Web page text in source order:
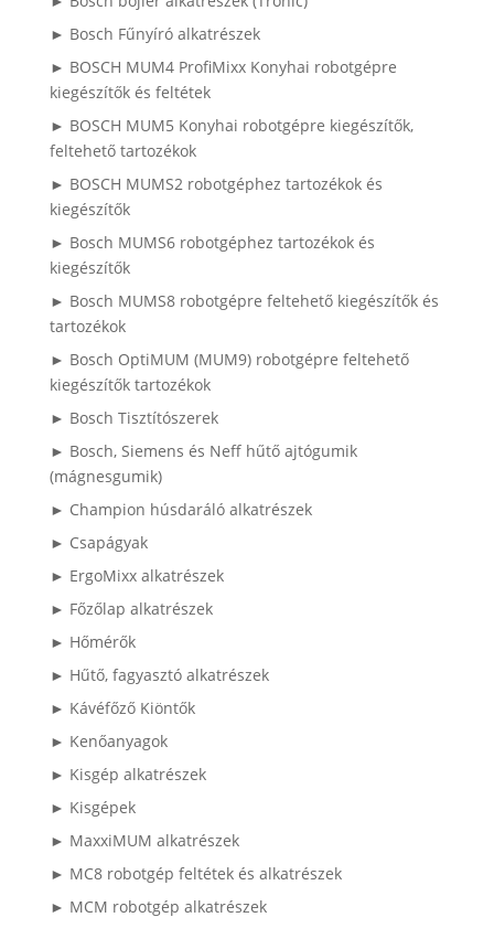
► Bosch Fűnyíró alkatrészek
► BOSCH MUM4 ProfiMixx Konyhai robotgépre
kiegészítők és feltétek
► BOSCH MUM5 Konyhai robotgépre kiegészítők,
feltehető tartozékok
► BOSCH MUMS2 robotgéphez tartozékok és
kiegészítők
► Bosch MUMS6 robotgéphez tartozékok és
kiegészítők
► Bosch MUMS8 robotgépre feltehető kiegészítők és
tartozékok
► Bosch OptiMUM (MUM9) robotgépre feltehető
kiegészítők tartozékok
► Bosch Tisztítószerek
► Bosch, Siemens és Neff hűtő ajtógumik
(mágnesgumik)
► Champion húsdaráló alkatrészek
► Csapágyak
► ErgoMixx alkatrészek
► Főzőlap alkatrészek
► Hőmérők
► Hűtő, fagyasztó alkatrészek
► Kávéfőző Kiöntők
► Kenőanyagok
► Kisgép alkatrészek
► Kisgépek
► MaxxiMUM alkatrészek
► MC8 robotgép feltétek és alkatrészek
► MCM robotgép alkatrészek